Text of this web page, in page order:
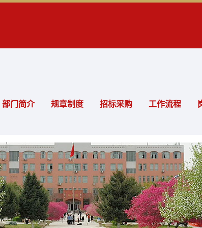
部门简介 规章制度 招标采购 工作流程